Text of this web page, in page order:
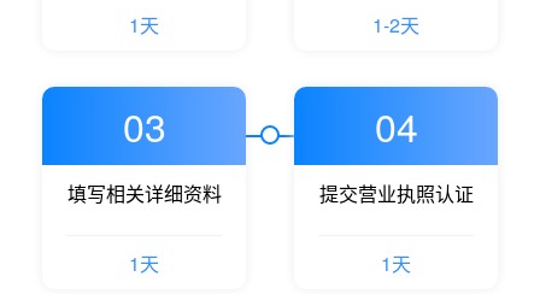
1天 1-2天
03
填写相关详细资料
1天
04
提交营业执照认证
1天